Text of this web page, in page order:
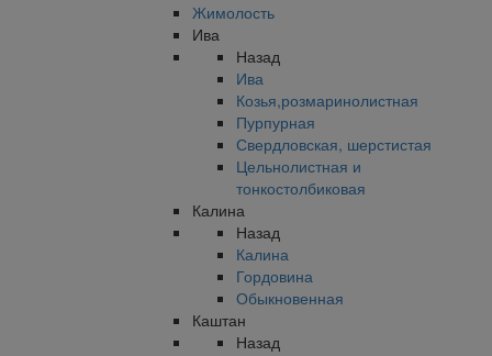
Жимолость
Ива
Назад
Ива
Козья,розмаринолистная
Пурпурная
Свердловская, шерстистая
Цельнолистная и
тонкостолбиковая
Калина
Назад
Калина
Гордовина
Обыкновенная
Каштан
Назад